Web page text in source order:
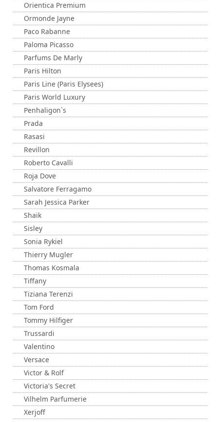
Orientica Premium
Ormonde Jayne
Paco Rabanne
Paloma Picasso
Parfums De Marly
Paris Hilton
Paris Line (Paris Elysees)
Paris World Luxury
Penhaligon`s
Prada
Rasasi
Revillon
Roberto Cavalli
Roja Dove
Salvatore Ferragamo
Sarah Jessica Parker
Shaik
Sisley
Sonia Rykiel
Thierry Mugler
Thomas Kosmala
Tiffany
Tiziana Terenzi
Tom Ford
Tommy Hilfiger
Trussardi
Valentino
Versace
Victor & Rolf
Victoria's Secret
Vilhelm Parfumerie
Xerjoff